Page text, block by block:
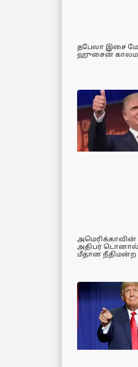
தபேலா இசை
ஹுசைன்
அதிபர்
மீதான நீதிமன்ற